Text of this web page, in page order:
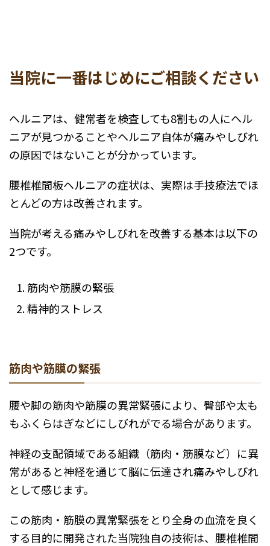
当院に一番はじめにご相談ください
ヘルニアは、健常者を検査しても8割もの人にヘル
ニアが見つかることやヘルニア自体が痛みやしびれ
の原因ではないことが分かっています。
腰椎椎間板ヘルニアの症状は、実際は手技療法でほ
とんどの方は改善されます。
当院が考える痛みやしびれを改善する基本は以下の
2つです。
筋肉や筋膜の緊張
精神的ストレス
筋肉や筋膜の緊張
腰や脚の筋肉や筋膜の異常緊張により、臀部や太も
もふくらはぎなどにしびれがでる場合があります。
神経の支配領域である組織（筋肉・筋膜など）に異
常があると神経を通じて脳に伝達され痛みやしびれ
として感じます。
この筋肉・筋膜の異常緊張をとり全身の血流を良く
する目的に開発された当院独自の技術は、腰椎椎間